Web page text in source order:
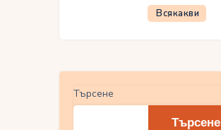
Всякакви
Търсене
Търсене